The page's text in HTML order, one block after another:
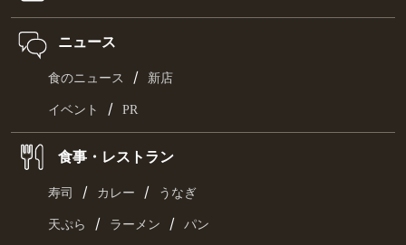
ニュース
食のニュース / 新店
イベント / PR
食事・レストラン
寿司 / カレー / うなぎ
天ぷら / ラーメン / パン